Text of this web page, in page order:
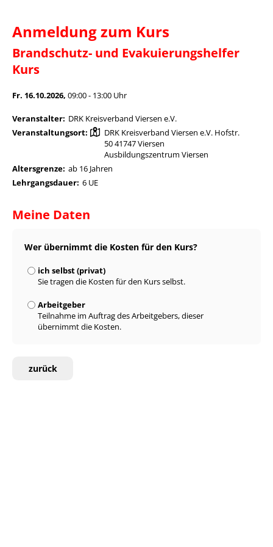
Anmeldung zum Kurs
Brandschutz- und Evakuierungshelfer
Kurs
Fr. 16.10.2026, 09:00 - 13:00 Uhr
Veranstalter: DRK Kreisverband Viersen e.V.
Veranstaltungsort:
DRK Kreisverband Viersen e.V. Hofstr.
50 41747 Viersen
Ausbildungszentrum Viersen
Altersgrenze: ab 16 Jahren
Lehrgangsdauer: 6 UE
Meine Daten
Wer übernimmt die Kosten für den Kurs?
ich selbst (privat)
Sie tragen die Kosten für den Kurs selbst.
Arbeitgeber
Teilnahme im Auftrag des Arbeitgebers, dieser
übernimmt die Kosten.
zurück